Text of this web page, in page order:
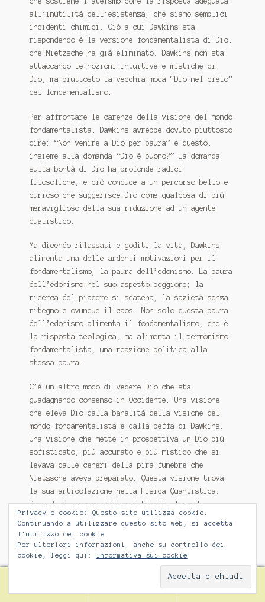
all’inutilità dell’esistenza; che siamo semplici
incidenti chimici. Ciò a cui Dawkins sta
rispondendo è la versione fondamentalista di Dio,
che Nietzsche ha già eliminato.
Dawkins non sta
attaccando le nozioni intuitive e mistiche di
Dio, ma piuttosto la vecchia moda “Dio nel cielo”
del fondamentalismo.
Per affrontare le carenze della visione del mondo
fondamentalista, Dawkins avrebbe dovuto piuttosto
dire: “Non venire a Dio per paura” e questo,
insieme alla domanda “Dio è buono?” La domanda
sulla bontà di Dio ha profonde radici
filosofiche, e ciò conduce a un percorso bello e
curioso che suggerisce Dio come qualcosa di più
meraviglioso della sua riduzione ad un agente
dualistico.
Ma dicendo rilassati e goditi la vita, Dawkins
alimenta una delle ardenti motivazioni per il
fondamentalismo;
la paura dell’edonismo.
La paura
dell’edonismo nel suo aspetto peggiore;
la
ricerca del piacere si scatena, la sazietà senza
ritegno e ovunque il caos.
Non solo questa paura
dell’edonismo alimenta il fondamentalismo, che è
la risposta teologica, ma alimenta il terrorismo
fondamentalista, una reazione politica alla
stessa paura.
C’è un altro modo di vedere Dio che sta
guadagnando consenso in Occidente. Una visione
che eleva Dio dalla banalità della visione del
mondo fondamentalista e dalla beffa di Dawkins.
Una visione che mette in prospettiva un Dio più
sofisticato, più accurato e più mistico che si
levava dalle ceneri della pira funebre che
Nietzsche aveva preparato. Questa visione trova
la sua articolazione nella Fisica Quantistica.
Basandosi su concetti portati alla luce da
Einstein e avanzati da una schiera di pensatori e
scienziati tra cui Rupert Sheldrake, Roger
Penrose, Feynman, David Bohme, C. Blood e altri,
sono diventato una delle voci principali di
Activist, in cui espongo il mio caso in modo
Privacy e cookie: Questo sito utilizza cookie.
Continuando a utilizzare questo sito web, si accetta
l’utilizzo dei cookie.
Per ulteriori informazioni, anche su controllo dei
cookie, leggi qui:
Informativa sui cookie
0